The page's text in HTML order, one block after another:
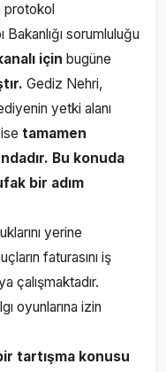
protokol
sorumluluğu
için bugüne
Gediz Nehri,
yetki alanı
tamamen
Bu konuda
bir adım
yerine
faturasını iş
çalışmaktadır.
oyunlarına izin
tartışma konusu